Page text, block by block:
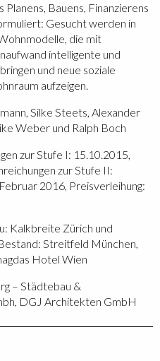
Bauens, Finanzierens
Gesucht werden in
die mit
intelligente und
und neue soziale
aufzeigen.
Silke Steets, Alexander
Weber und Ralph Boch
zur Stufe I: 15.10.2015,
zur Stufe II:
2016, Preisverleihung:
Kalkbreite Zürich und
Streitfeld München,
Hotel Wien
– Städtebau &
DGJ Architekten GmbH